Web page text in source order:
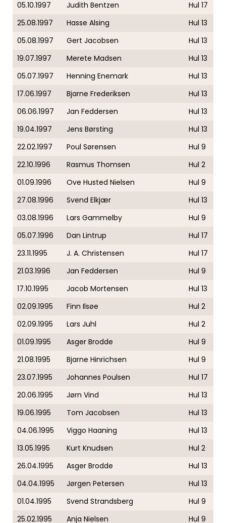
05.10.1997
Judith Bentzen
Hul 17
25.08.1997
Hasse Alsing
Hul 13
05.08.1997
Gert Jacobsen
Hul 13
19.07.1997
Merete Madsen
Hul 13
05.07.1997
Henning Enemark
Hul 13
17.06.1997
Bjarne Frederiksen
Hul 13
06.06.1997
Jan Feddersen
Hul 13
19.04.1997
Jens Børsting
Hul 13
22.02.1997
Poul Sørensen
Hul 9
22.10.1996
Rasmus Thomsen
Hul 2
01.09.1996
Ove Husted Nielsen
Hul 9
27.08.1996
Svend Elkjær
Hul 13
03.08.1996
Lars Gammelby
Hul 9
05.07.1996
Dan Lintrup
Hul 17
23.11.1995
J. A. Christensen
Hul 17
21.03.1996
Jan Feddersen
Hul 9
17.10.1995
Jacob Mortensen
Hul 13
02.09.1995
Finn Ilsøe
Hul 2
02.09.1995
Lars Juhl
Hul 2
01.09.1995
Asger Brodde
Hul 9
21.08.1995
Bjarne Hinrichsen
Hul 9
23.07.1995
Johannes Poulsen
Hul 17
20.06.1995
Jørn Vind
Hul 13
19.06.1995
Tom Jacobsen
Hul 13
04.06.1995
Viggo Haaning
Hul 13
13.05.1995
Kurt Knudsen
Hul 2
26.04.1995
Asger Brodde
Hul 13
04.04.1995
Jørgen Petersen
Hul 13
01.04.1995
Svend Strandsberg
Hul 9
25.02.1995
Anja Nielsen
Hul 9